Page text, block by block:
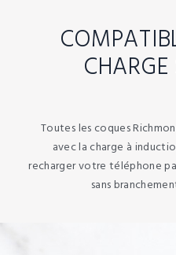
Toutes les coques
avec la charge à
recharger votre téléphone
sans